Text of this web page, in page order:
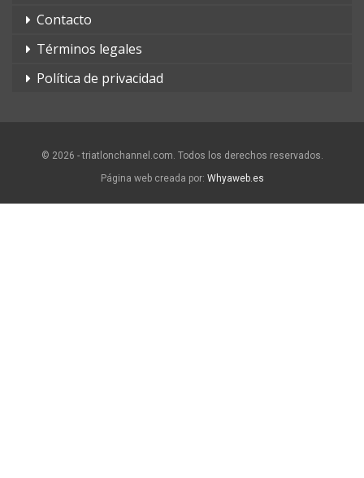
Contacto
Términos legales
Política de privacidad
© 2026 - triatlonchannel.com. Todos los derechos reservados.
Página web creada por: Whyaweb.es